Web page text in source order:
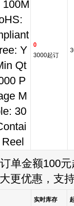
100M
Y
Qt
P
M
30
0
3000起订
单金额100元
更优惠，支
实时库存